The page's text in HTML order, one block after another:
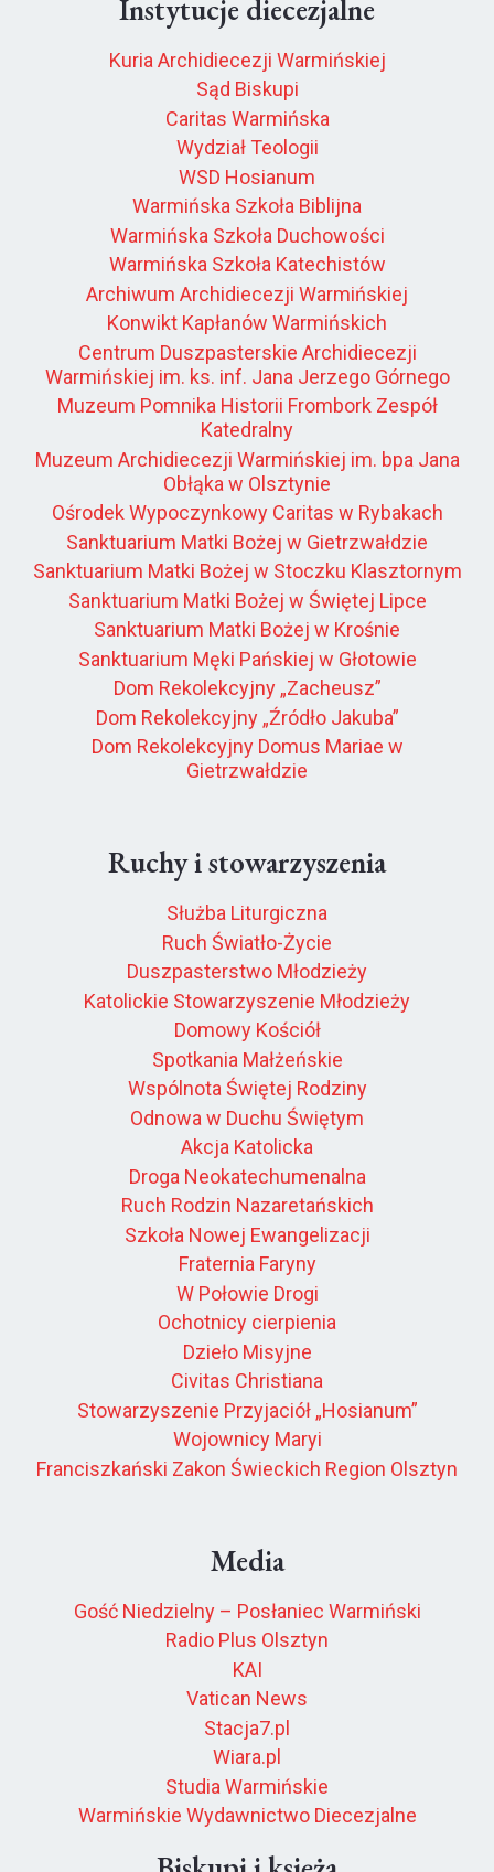
Instytucje diecezjalne
Kuria Archidiecezji Warmińskiej
Sąd Biskupi
Caritas Warmińska
Wydział Teologii
WSD Hosianum
Warmińska Szkoła Biblijna
Warmińska Szkoła Duchowości
Warmińska Szkoła Katechistów
Archiwum Archidiecezji Warmińskiej
Konwikt Kapłanów Warmińskich
Centrum Duszpasterskie Archidiecezji
Warmińskiej im. ks. inf. Jana Jerzego Górnego
Muzeum Pomnika Historii Frombork Zespół
Katedralny
Muzeum Archidiecezji Warmińskiej im. bpa Jana
Obłąka w Olsztynie
Ośrodek Wypoczynkowy Caritas w Rybakach
Sanktuarium Matki Bożej w Gietrzwałdzie
Sanktuarium Matki Bożej w Stoczku Klasztornym
Sanktuarium Matki Bożej w Świętej Lipce
Sanktuarium Matki Bożej w Krośnie
Sanktuarium Męki Pańskiej w Głotowie
Dom Rekolekcyjny „Zacheusz”
Dom Rekolekcyjny „Źródło Jakuba”
Dom Rekolekcyjny Domus Mariae w
Gietrzwałdzie
Ruchy i stowarzyszenia
Służba Liturgiczna
Ruch Światło-Życie
Duszpasterstwo Młodzieży
Katolickie Stowarzyszenie Młodzieży
Domowy Kościół
Spotkania Małżeńskie
Wspólnota Świętej Rodziny
Odnowa w Duchu Świętym
Akcja Katolicka
Droga Neokatechumenalna
Ruch Rodzin Nazaretańskich
Szkoła Nowej Ewangelizacji
Fraternia Faryny
W Połowie Drogi
Ochotnicy cierpienia
Dzieło Misyjne
Civitas Christiana
Stowarzyszenie Przyjaciół „Hosianum”
Wojownicy Maryi
Franciszkański Zakon Świeckich Region Olsztyn
Media
Gość Niedzielny – Posłaniec Warmiński
Radio Plus Olsztyn
KAI
Vatican News
Stacja7.pl
Wiara.pl
Studia Warmińskie
Warmińskie Wydawnictwo Diecezjalne